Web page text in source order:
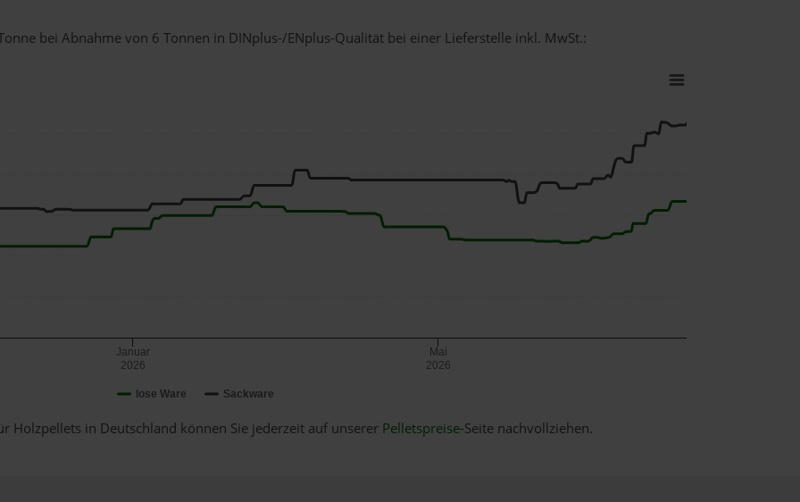
bei Abnahmevon 6 Tonnen in DINplus-/ENplus-Qualität bei einer Lieferstelle inkl. MwSt.:
lose Ware Sackware
Januar
2026
Mai
2026
Holzpellets in Deutschland können Sie jederzeit auf unserer Pelletspreise-Seite nachvollziehen.